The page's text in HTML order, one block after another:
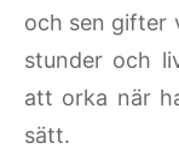
och sen gifter
stunder och
att orka när
sätt.